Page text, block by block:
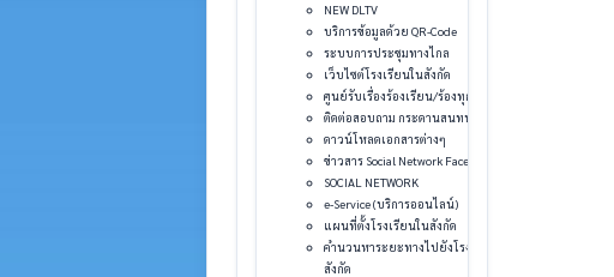
NEW DLTV
บริการข้อมูลด้วย QR-Code
ระบบการประชุมทางไกล
เว็บไซต์โรงเรียนในสังกัด
ศูนย์รับเรื่องร้องเรียน/ร้องทุกข์
ติดต่อสอบถาม กระดานสนทนา
ดาวน์โหลดเอกสารต่างๆ
ข่าวสาร Social Network Facebook
SOCIAL NETWORK
e-Service (บริการออนไลน์)
แผนที่ตั้งโรงเรียนในสังกัด
คำนวนหาระยะทางไปยังโรงเรียนใน
สังกัด